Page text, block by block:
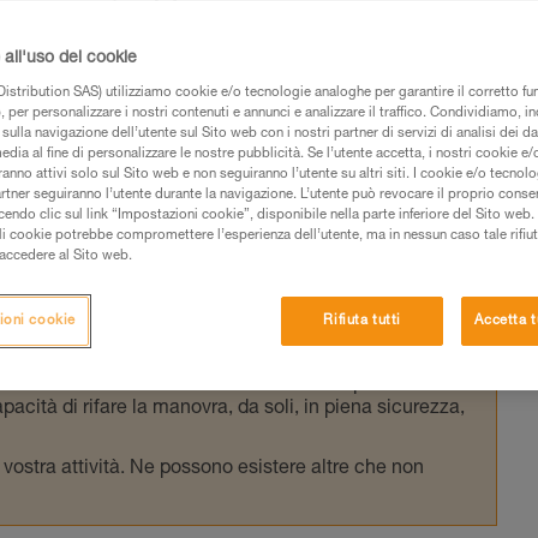
generalmente costituita da un anello di
Questi elementi consentono il
di assicurazione e una corda.
dei prodotti utilizzati in questo consiglio prima di
dell’istruzione tecnica per poter capire queste
formazione ed un addestramento specifico.
di rifare la manovra, da soli, in piena sicurezza,
attività. Ne possono esistere altre che non
all'uso dei cookie
SAS) utilizziamo cookie e/o tecnologie analoghe per garantire il corretto
per personalizzare i nostri contenuti e annunci e analizzare il traffico. Condividiamo,
navigazione dell’utente sul Sito web con i nostri partner di servizi di analisi dei
al fine di personalizzare le nostre pubblicità. Se l’utente accetta, i nostri cookie
attivi solo sul Sito web e non seguiranno l’utente su altri siti. I cookie e/o
seguiranno l’utente durante la navigazione. L’utente può revocare il proprio
clic sul link “Impostazioni cookie”, disponibile nella parte inferiore del Sito
cookie potrebbe compromettere l’esperienza dell’utente, ma in nessun caso tale
al Sito web.
Rifiuta tutti Accetta
cookie